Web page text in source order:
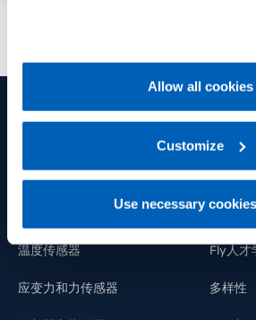
policy.
regarding processing of personal
Gefran - Privacy Policy.
Allow all cookies
Customize
Use necessary
位移传感器
温度传感器
应变力和力传感器
集团
福利
Fly人才
多样性